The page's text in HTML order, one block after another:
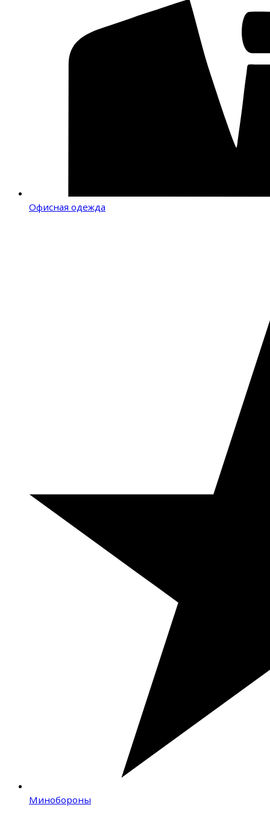
Офисная одежда
Минобороны